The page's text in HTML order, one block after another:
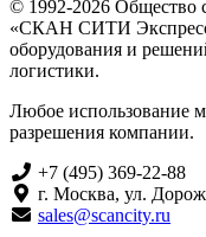
© 1992-2026 Общество
«СКАН СИТИ
оборудования и
логистики.
Любое использование
разрешения компании.
+7 (495) 369-22-88
г. Москва, ул.
sales@scancity.ru